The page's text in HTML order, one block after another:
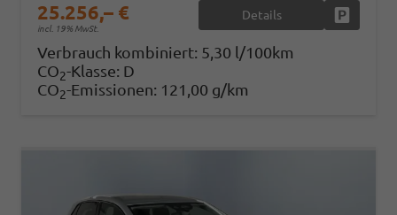
25.256,– €
incl. 19% MwSt.
Details
Verbrauch kombiniert: 5,30 l/100km
CO2-Klasse: D
CO2-Emissionen: 121,00 g/km